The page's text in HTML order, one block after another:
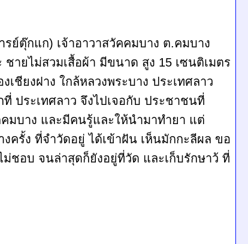
ย์ตุ๊กแก) เจ้าอาวาสวัคคมบาง ต.คมบาง
ายไม่สวมเสื้อผ้า มีขนาด สูง 15 เซนติเมตร
ชียงฝาง ใกล้หลวงพระบาง ประเทศลาว
ประเทศลาว จึงไปเจอกับ ประชาชนที่
มบาง และมีคนรู้และให้นำมาทำยา แต่
ครั้ง ที่จำวัดอยู่ ได้เข้าฝัน เห็นมักกะลีผล ขอ
ชอบ จนล่าสุดก็ยังอยู่ที่วัด และเก็บรักษาว้ ที่